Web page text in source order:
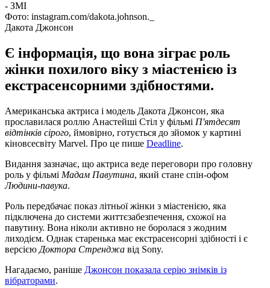
Фото: instagram.com/dakota.johnson._
Дакота Джонсон
Є інформація, що вона зіграє роль
жінки похилого віку з міастенією із
екстрасенсорними здібностями.
Американська актриса і модель Дакота Джонсон, яка
прославилася роллю Анастейші Стіл у фільмі П'ятдесят
відтінків сірого, ймовірно, готується до зйомок у картині
кіновсесвіту Marvel. Про це пише Deadline.
Видання зазначає, що актриса веде переговори про головну
роль у фільмі Мадам Павутина, який стане спін-офом
Людини-павука.
Роль передбачає показ літньої жінки з міастенією, яка
підключена до системи життєзабезпечення, схожої на
павутину. Вона ніколи активно не боролася з жодним
лиходієм. Однак старенька має екстрасенсорні здібності і є
версією Доктора Стренджа від Sony.
Нагадаємо, раніше Джонсон показала серію знімків із
вібраторами.